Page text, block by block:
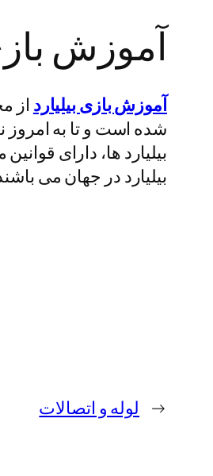
آموزش
آموزش بازی بیلیارد از
شده است و تا به امروز
بیلیارد در جهان می
← لوله و اتصالات